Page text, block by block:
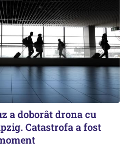
a doborât drona cu
Catastrofa a fost